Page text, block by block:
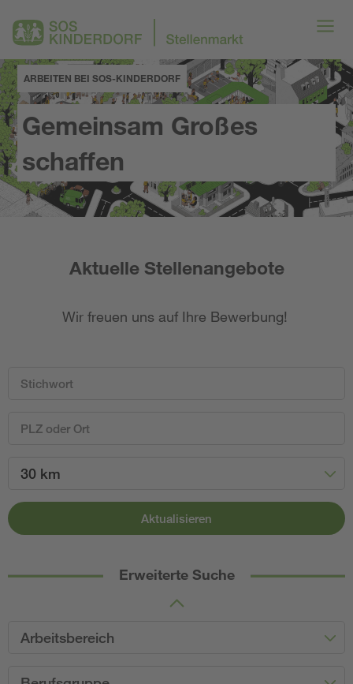
ARBEITEN BEI SOS-KINDERDORF
Gemeinsam Großes
schaffen
Aktuelle Stellenangebote
Wir freuen uns auf Ihre Bewerbung!
30 km
Aktualisieren
Erweiterte Suche
Arbeitsbereich